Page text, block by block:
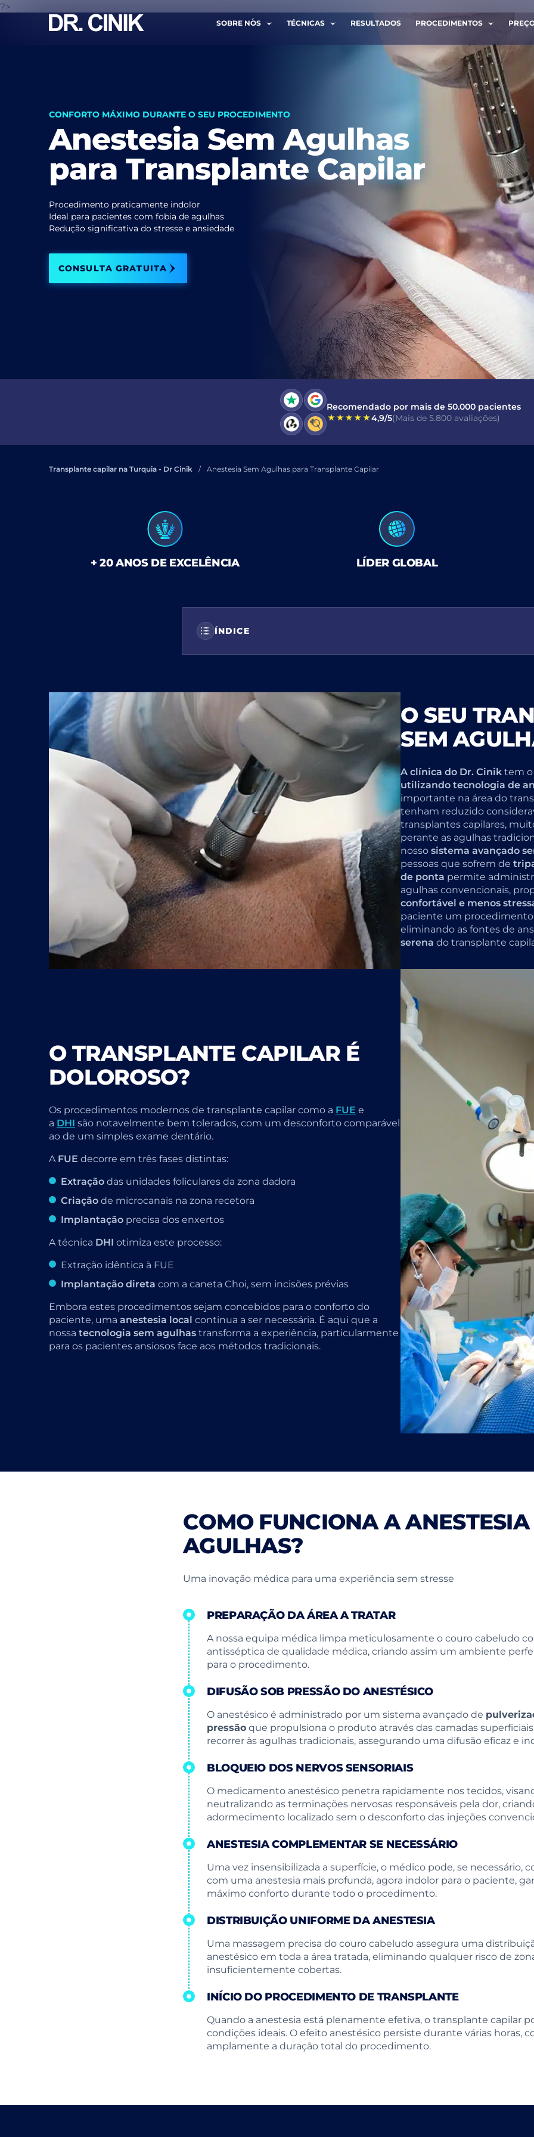
?>
SOBRE NÓS TÉCNICAS RESULTADOS PROCEDIMENTOS
Nome *
Eu li e aceito os termos dapolítica de privacidade .
Li e aceito o Consentimento paraMensagem Eletrônica
ENVIAR
CONFORTO MÁXIMO DURANTE O SEU PROCEDIMENTO
Anestesia Sem Agulhas
para Transplante Capilar
Procedimento praticamente indolor
Ideal para pacientes com fobia de agulhas
Redução significativa do stresse e ansiedade
CONSULTA GRATUITA
Recomendado por mais de 50.000 pacientes
4,9/5(Mais de 5.800 avaliações)
Transplante capilar na Turquia - Dr Cinik Anestesia Sem Agulhas para Transplante Capilar
+ 20 ANOS DE EXCELÊNCIA LÍDER GLOBAL
ÍNDICE
O SEU
SEM
A clínica do Dr. Ciniktem
utilizando tecnologia de
importante na área do
tenham reduzido
transplantes capilares,
perante as agulhas
nossosistema avançado
pessoas que sofrem de
de ponta permite
agulhas convencionais,
confortável e menos
paciente um procedimento
eliminando as fontes de
serena do transplante
O TRANSPLANTE CAPILAR É
DOLOROSO?
Os procedimentos modernos de transplante capilar como a FUE e
a DHI são notavelmente bem tolerados, com um desconforto comparável
ao de um simples exame dentário.
A FUE decorre em três fases distintas:
Extraçãodas unidades foliculares da zona dadora
Criaçãode microcanais na zona recetora
Implantação precisa dos enxertos
A técnica DHI otimiza este processo:
Extração idêntica à FUE
Implantação direta com a caneta Choi, sem incisões prévias
Embora estes procedimentos sejam concebidos para o conforto do
paciente, uma anestesia local continua a ser necessária. É aqui que a
nossa tecnologia sem agulhastransforma a experiência, particularmente
para os pacientes ansiosos face aos métodos tradicionais.
COMO FUNCIONA A ANESTESIA
AGULHAS?
Uma inovação médica para uma experiência sem stresse
PREPARAÇÃO DA ÁREA A TRATAR
A nossa equipa médica limpa meticulosamente o couro cabeludo
antisséptica de qualidade médica, criando assim um ambiente
para o procedimento.
DIFUSÃO SOB PRESSÃO DO ANESTÉSICO
O anestésico é administrado por um sistema avançado de
pressãoque propulsiona o produto através das camadas
recorrer às agulhas tradicionais, assegurando uma difusão eficaz e
BLOQUEIO DOS NERVOS SENSORIAIS
O medicamento anestésico penetra rapidamente nos tecidos,
neutralizando as terminações nervosas responsáveis pela dor,
adormecimento localizado sem o desconforto das injeções
ANESTESIA COMPLEMENTAR SE NECESSÁRIO
Uma vez insensibilizada a superfície, o médico pode, se necessário,
com uma anestesia mais profunda, agora indolor para o paciente,
máximo conforto durante todo o procedimento.
DISTRIBUIÇÃO UNIFORME DA ANESTESIA
Uma massagem precisa do couro cabeludo assegura uma
anestésico em toda a área tratada, eliminando qualquer risco de
insuficientemente cobertas.
INÍCIO DO PROCEDIMENTO DE TRANSPLANTE
Quando a anestesia está plenamente efetiva, o transplante capilar
condições ideais. O efeito anestésico persiste durante várias horas,
amplamente a duração total do procedimento.
TRANSCRIÇÃO